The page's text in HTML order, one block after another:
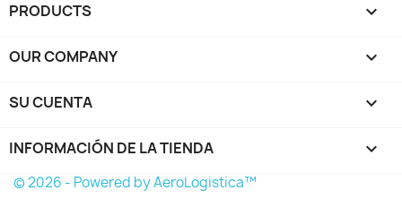
PRODUCTS 
OUR COMPANY 
SU CUENTA 
INFORMACIÓN DE LA TIENDA keyboard_arrow_down
© 2026 - Powered by AeroLogistica™